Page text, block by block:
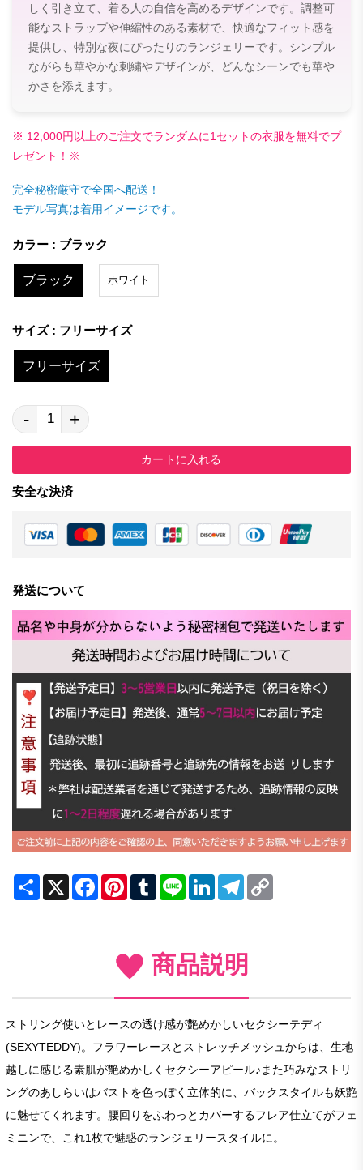
しく引き立て、着る人の自信を高めるデザインです。調整可
能なストラップや伸縮性のある素材で、快適なフィット感を
提供し、特別な夜にぴったりのランジェリーです。シンプル
ながらも華やかな刺繍やデザインが、どんなシーンでも華や
かさを添えます。
※ 12,000円以上のご注文でランダムに1セットの衣服を無料でプ
レゼント！※
完全秘密厳守で全国へ配送！
モデル写真は着用イメージです。
カラー : ブラック
ブラック ホワイト
サイズ : フリーサイズ
フリーサイズ
- +
カートに入れる
安全な決済
発送について
Share X FacebookPinterestTumblrLine LinkedInTelegram
商品説明
ストリング使いとレースの透け感が艶めかしいセクシーテディ
(SEXYTEDDY)。フラワーレースとストレッチメッシュからは、生地
越しに感じる素肌が艶めかしくセクシーアピール♪また巧みなストリ
ングのあしらいはバストを色っぽく立体的に、バックスタイルも妖艶
に魅せてくれます。腰回りをふわっとカバーするフレア仕立てがフェ
ミニンで、これ1枚で魅惑のランジェリースタイルに。